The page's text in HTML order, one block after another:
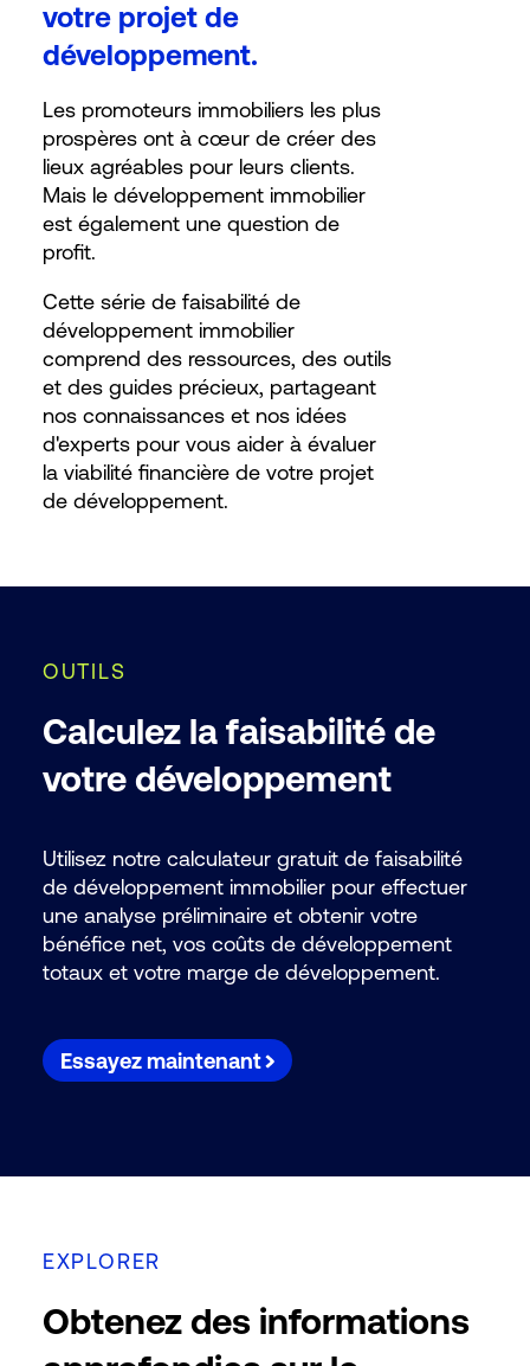
votre projet de
développement.
Les promoteurs immobiliers les plus
prospères ont à cœur de créer des
lieux agréables pour leurs clients.
Mais le développement immobilier
est également une question de
profit.
Cette série de faisabilité de
développement immobilier
comprend des ressources, des outils
et des guides précieux, partageant
nos connaissances et nos idées
d'experts pour vous aider à évaluer
la viabilité financière de votre projet
de développement.
OUTILS
Calculez la faisabilité de
votre développement
Utilisez notre calculateur gratuit de faisabilité
de développement immobilier pour effectuer
une analyse préliminaire et obtenir votre
bénéfice net, vos coûts de développement
totaux et votre marge de développement.
Essayez maintenant
EXPLORER
Obtenez des informations